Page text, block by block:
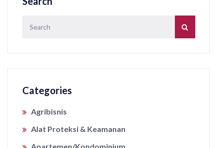
Categories
Agribisnis
Alat Proteksi & Keamanan